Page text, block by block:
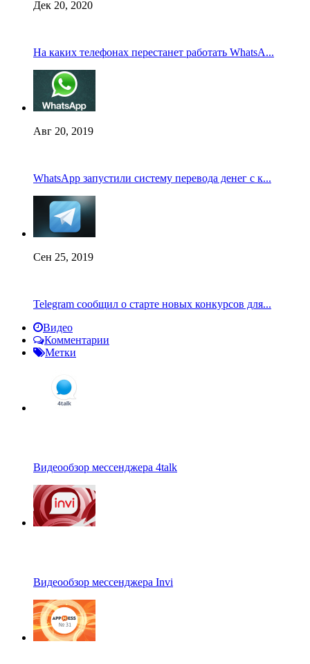
Дек 20, 2020
На каких телефонах перестанет работать WhatsA...
Авг 20, 2019
WhatsApp запустили систему перевода денег с к...
Сен 25, 2019
Telegram сообщил о старте новых конкурсов для...
Видео
Комментарии
Метки
Видеообзор мессенджера 4talk
Видеообзор мессенджера Invi